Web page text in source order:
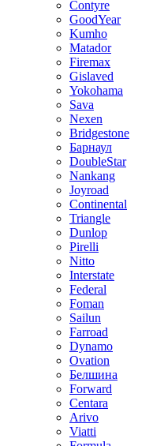
Contyre
GoodYear
Kumho
Matador
Firemax
Gislaved
Yokohama
Sava
Nexen
Bridgestone
Барнаул
DoubleStar
Nankang
Joyroad
Continental
Triangle
Dunlop
Pirelli
Nitto
Interstate
Federal
Foman
Sailun
Farroad
Dynamo
Ovation
Белшина
Forward
Centara
Arivo
Viatti